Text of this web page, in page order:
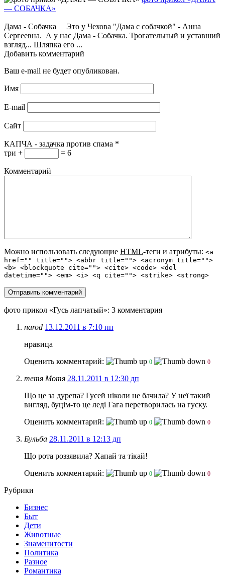
— СОБАЧКА»
Дама - Собачка Это у Чехова "Дама с собачкой" - Анна
Сергеевна. А у нас Дама - Собачка. Трогательный и уставший
взгляд... Шляпка его ...
Добавить комментарий
Ваш e-mail не будет опубликован.
Имя
E-mail
Сайт
КАПЧА - задачка против спама *
три +
= 6
Комментарий
Можно использовать следующие HTML-теги и атрибуты: <a
href="" title=""> <abbr title=""> <acronym title="">
<b> <blockquote cite=""> <cite> <code> <del
datetime=""> <em> <i> <q cite=""> <strike> <strong>
фото прикол «Гусь лапчатый»: 3 комментария
narod 13.12.2011 в 7:10 пп
нравица
Оценить комментарий:
0 0
тетя Мотя 28.11.2011 в 12:30 дп
Що це за дурепа? Гусей ніколи не бачила? У неї такий
вигляд, буцім-то це леді Гага перетворилась на гуску.
Оценить комментарий:
0 0
Бульба 28.11.2011 в 12:13 дп
Що рота роззявила? Хапай та тікай!
Оценить комментарий:
0 0
Рубрики
Бизнес
Быт
Дети
Животные
Знаменитости
Политика
Разное
Романтика